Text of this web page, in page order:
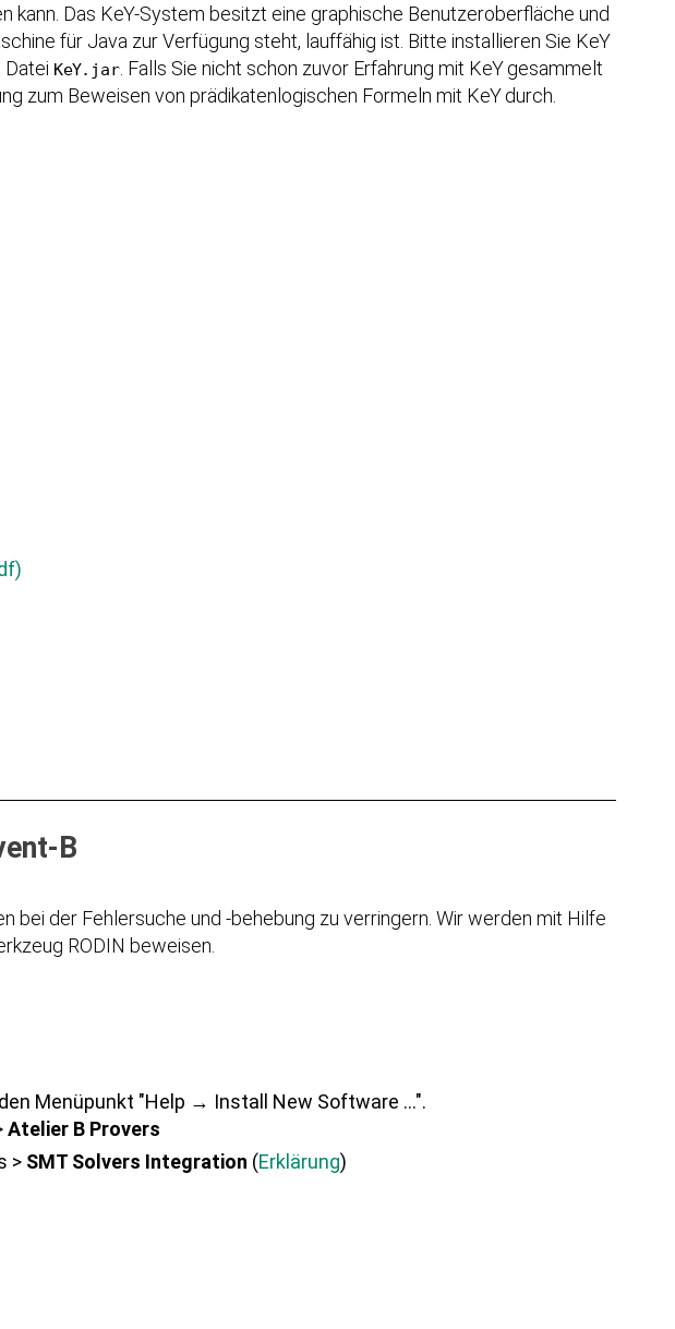
kann. Das KeY-System besitzt eine graphische Benutzeroberfläche und
für Java zur Verfügung steht, lauffähig ist. Bitte installieren Sie KeY
Datei KeY.jar . Falls Sie nicht schon zuvor Erfahrung mit KeYgesammelt
zum Beweisen von prädikatenlogischen Formeln mit KeYdurch.
B
der Fehlersuche und -behebung zu verringern. Wir werden mit Hilfe
RODIN beweisen.
Menüpunkt "Help → Install New Software ...".
Atelier B Provers
> SMT Solvers Integration (Erklärung)